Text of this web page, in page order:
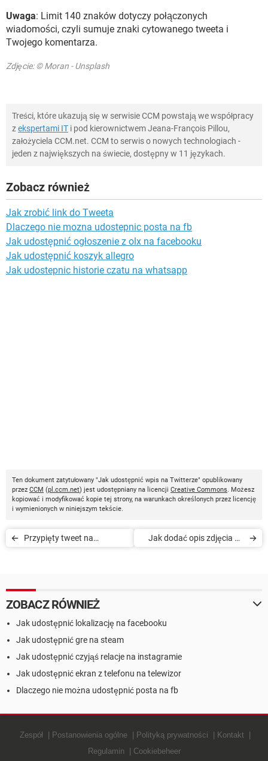
Uwaga: Limit 140 znaków dotyczy połączonych
wiadomości, czyli sumuje znaki cytowanego tweeta i
Twojego komentarza.
Zdjęcie: © Moran - Unsplash
Treści, które ukazują się w serwisie CCM powstają we współpracy
zekspertami IT i pod kierownictwem Jeana-François Pillou,
założyciela CCM.net. CCM to serwis o nowych technologiach -
jeden z największych na świecie, dostępny w 11 językach.
Zobacz również
Jak zrobić link do Tweeta
Dlaczego nie mozna udostepnic posta na fb
Jak udostępnić ogłoszenie z olx na facebooku
Jak udostępnić koszyk allegro
Jak udostepnic historie czatu na whatsapp
Ten dokument zatytułowany "Jak udostępnić wpis na Twitterze" opublikowany
przez CCM (pl.ccm.net) jest udostępniany na licencji Creative Commons. Możesz
kopiować i modyfikować kopie tej strony, na warunkach określonych przez licencję
i wymienionych w niniejszym tekście.
Przypięty tweet na
Jak dodać opis zdjęcia na
ZOBACZ RÓWNIEŻ
Jak udostępnić lokalizację na facebooku
Jak udostępnić gre na steam
Jak udostępnić czyjąś relacje na instagramie
Jak udostępnić ekran z telefonu na telewizor
Dlaczego nie można udostępnić posta na fb
Zespół Postanowienia ogólne Polityką prywatności
Kontakt
Regulamin
Cookiebeheer